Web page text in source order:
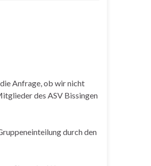
Anfrage, ob wir nicht
des ASV Bissingen
durch den